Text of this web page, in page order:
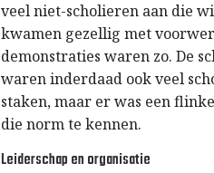
veel niet-scholieren aan die
kwamen gezellig met
demonstraties waren zo. De
waren inderdaad ook veel
staken, maar er was een
die norm te kennen.
Leiderschap en organisatie